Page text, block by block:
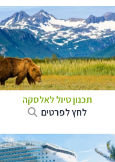
תכנון טיול לאלסקה
לחץ לפרטים